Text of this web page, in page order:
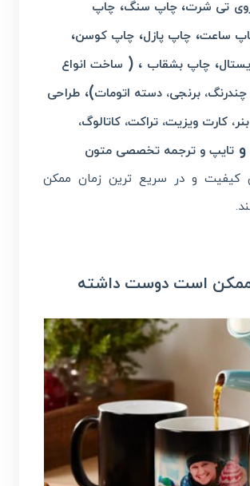
تی شرت، چاپ سنگ،چاپ
ساعت،چاپ پازل،چاپ کوسن،
،چاپ بشقاب ، ( ساخت انواع
چندرنگ، برنجی، دسته اتومات)،طراحی
کارت ویزیت، تراکت، کاتالوگ،
وتایپ و ترجمه تخصصی متون
کیفیت و در سریع ترین زمان ممکن
است دوست داشته